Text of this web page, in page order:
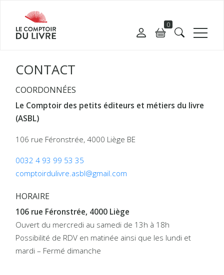
0
CONTACT
COORDONNÉES
Le Comptoir des petits éditeurs et métiers du livre
(ASBL)
106 rue Féronstrée, 4000 Liège BE
0032 4 93 99 53 35
comptoirdulivre.asbl@gmail.com
HORAIRE
106 rue Féronstrée, 4000 Liège
Ouvert du mercredi au samedi de 13h à 18h
Possibilité de RDV en matinée ainsi que les lundi et
mardi – Fermé dimanche